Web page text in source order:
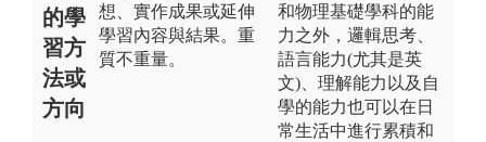
的學
習方
法或
方向
想、實作成果或延伸
學習內容與結果。重
質不重量。
和物理基礎學科的能
力之外，邏輯思考、
語言能力(尤其是英
文)、理解能力以及自
學的能力也可以在日
常生活中進行累積和